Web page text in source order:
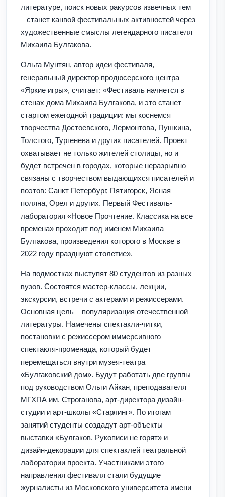
литературе, поиск новых ракурсов извечных тем
– станет канвой фестивальных активностей через
художественные смыслы легендарного писателя
Михаила Булгакова.
Ольга Мунтян, автор идеи фестиваля,
генеральный директор продюсерского центра
«Яркие игры», считает: «Фестиваль начнется в
стенах дома Михаила Булгакова, и это станет
стартом ежегодной традиции: мы коснемся
творчества Достоевского, Лермонтова, Пушкина,
Толстого, Тургенева и других писателей. Проект
охватывает не только жителей столицы, но и
будет встречен в городах, которые неразрывно
связаны с творчеством выдающихся писателей и
поэтов: Санкт Петербург, Пятигорск, Ясная
поляна, Орел и других. Первый Фестиваль-
лаборатория «Новое Прочтение. Классика на все
времена» проходит под именем Михаила
Булгакова, произведения которого в Москве в
2022 году празднуют столетие».
На подмостках выступят 80 студентов из разных
вузов. Состоятся мастер-классы, лекции,
экскурсии, встречи с актерами и режиссерами.
Основная цель – популяризация отечественной
литературы. Намечены спектакли-читки,
постановки с режиссером иммерсивного
спектакля-променада, который будет
перемещаться внутри музея-театра
«Булгаковский дом». Будут работать две группы
под руководством Ольги Айкан, преподавателя
МГХПА им. Строганова, арт-директора дизайн-
студии и арт-школы «Старлинг». По итогам
занятий студенты создадут арт-объекты
выставки «Булгаков. Рукописи не горят» и
дизайн-декорации для спектаклей театральной
лаборатории проекта. Участниками этого
направления фестиваля стали будущие
журналисты из Московского университета имени